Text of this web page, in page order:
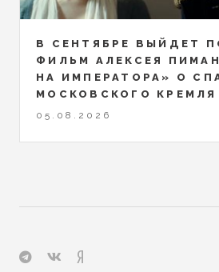
В СЕНТЯБРЕ ВЫЙДЕТ
ФИЛЬМ АЛЕКСЕЯ
НА ИМПЕРАТОРА» О
МОСКОВСКОГО КРЕМЛЯ
05.08.2026